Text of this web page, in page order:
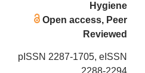
Hygiene
Open access, Peer
Reviewed
pISSN 2287-1705, eISSN